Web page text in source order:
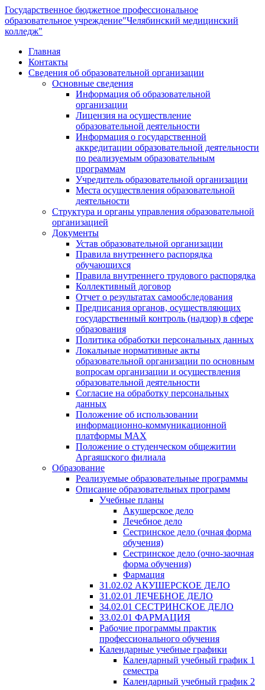
Государственное бюджетное профессиональное
образовательное учреждение"Челябинский медицинский
колледж"
Главная
Контакты
Сведения об образовательной организации
Основные сведения
Информация об образовательной
организации
Лицензия на осуществление
образовательной деятельности
Информация о государственной
аккредитации образовательной деятельности
по реализуемым образовательным
программам
Учредитель образовательной организации
Места осуществления образовательной
деятельности
Структура и органы управления образовательной
организацией
Документы
Устав образовательной организации
Правила внутреннего распорядка
обучающихся
Правила внутреннего трудового распорядка
Коллективный договор
Отчет о результатах самообследования
Предписания органов, осуществляющих
государственный контроль (надзор) в сфере
образования
Политика обработки персональных данных
Локальные нормативные акты
образовательной организации по основным
вопросам организации и осуществления
образовательной деятельности
Согласие на обработку персональных
данных
Положение об использовании
информационно-коммуникационной
платформы MAX
Положение о студенческом общежитии
Аргаяшского филиала
Образование
Реализуемые образовательные программы
Описание образовательных программ
Учебные планы
Акушерское дело
Лечебное дело
Сестринское дело (очная форма
обучения)
Сестринское дело (очно-заочная
форма обучения)
Фармация
31.02.02 АКУШЕРСКОЕ ДЕЛО
31.02.01 ЛЕЧЕБНОЕ ДЕЛО
34.02.01 СЕСТРИНСКОЕ ДЕЛО
33.02.01 ФАРМАЦИЯ
Рабочие программы практик
профессионального обучения
Календарные учебные графики
Календарный учебный график 1
семестра
Календарный учебный график 2